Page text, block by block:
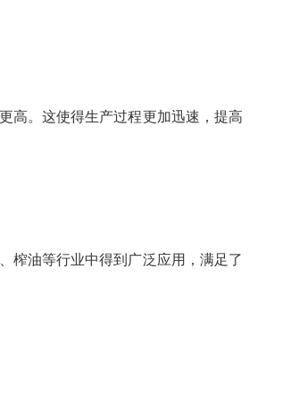
高。这使得生产过程更加迅速，提高
榨油等行业中得到广泛应用，满足了